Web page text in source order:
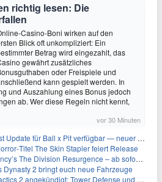
richtig lesen: Die
Casino-Boni wirken auf den
Blick oft unkompliziert: Ein
Betrag wird eingezahlt, das
gewährt zusätzliches
oder Freispiele und
kann gespielt werden. In
und Auszahlung eines Bonus jedoch
ab. Wer diese Regeln nicht kennt,
vor 30 Minuten
für Ball x Pit verfügbar — neuer Content auf allen Plattformen
The Skin Stapler feiert Release
The Division Resurgence – ab sofort für euch verfügbar
Dynasty 2 bringt euch neue Fahrzeuge
angekündigt: Tower Defense und Deckbuilding Kombo kehrt zurück